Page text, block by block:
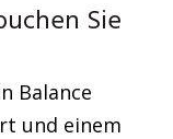
Sie
Balance
und einem